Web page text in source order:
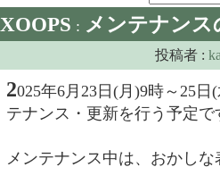
XOOPS : メンテナンス
投稿者 :
2025年6月23日(月)9時～25
テナンス・更新を行う予定で
メンテナンス中は、おかし